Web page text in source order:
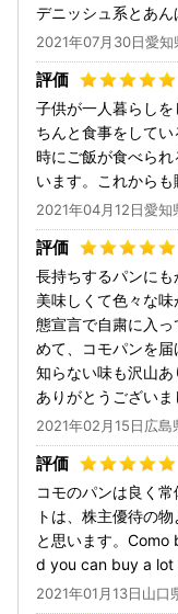
デニッシュ系とあん
2021年07月30日愛知
子供が一人暮らし
ちんと食事をして
時にご飯が食べら
います。これからも
2021年04月12日愛知
長持ちするパンにも
美味しくて色々な
態宣言で自粛に入
めて、コモパンを届
知らない味も沢山あ
ありがとうございま
2021年02月15日広島
コモのパンは良く
トは、株主優待の
と思います。
d you can buy a
2021年01月13日山口